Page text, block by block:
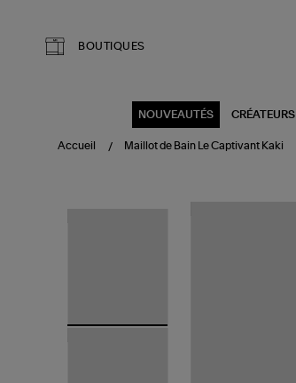
BOUTIQUES
NOUVEAUTÉS CRÉATEURS
Accueil Maillot de Bain Le Captivant Kaki